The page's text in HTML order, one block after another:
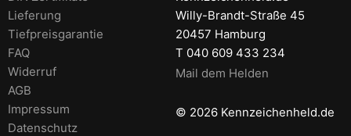
Lieferung
Tiefpreisgarantie
FAQ
Widerruf
AGB
Impressum
Datenschutz
Willy-Brandt-Straße 45
20457 Hamburg
T 040 609 433 234
Mail dem Helden
© 2026 Kennzeichenheld.de